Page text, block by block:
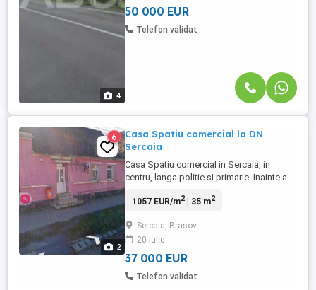
4
teren ...
50 000 EUR
Telefon validat
2
6
Casa Spatiu comercial la DN
Sercaia
Casa Spatiu comercial in Sercaia, in
centru, langa politie si primarie. Inainte a
drumul national. Curte 100 mp cu mese.
0_7_2_8_8_7_7_1_2_2 Negociabil.
1057 EUR/m2| 35 m2
Sercaia, Brasov
20 iulie
37 000 EUR
Telefon validat